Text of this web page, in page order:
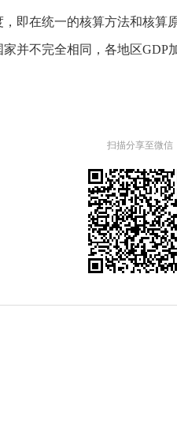
即在统一的核算方法和核
并不完全相同，各地区GDP
扫描分享至微信